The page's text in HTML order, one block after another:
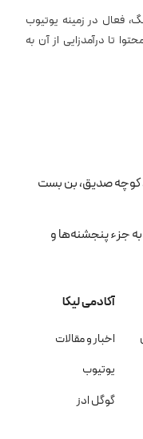
فعال در زمینه یوتیوب
تا درآمدزایی از آن به
کوچه صدیق، بن بست
پاسخگویی همه روزه از ساعت 9:30 الی 18 به جزء پنجشنه‌ها و
آکادمی لیکا
اخبار و مقالات
یوتیوب
گوگل ادز